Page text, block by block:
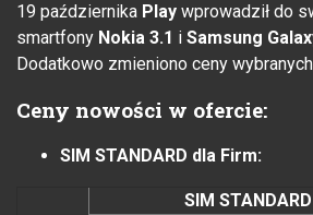
19 października Play wprowadził do
smartfony Nokia 3.1 i Samsung
Dodatkowo zmieniono ceny
Ceny nowości w ofercie:
SIM STANDARD dla Firm:
SIM